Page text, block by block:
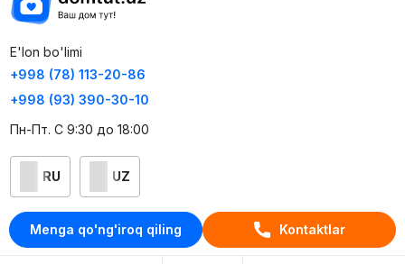
Menga qo'ng'iroq qiling Kontaktlar
E'lon bo'limi
+998 (78) 113-20-86
+998 (93) 390-30-10
Пн-Пт. С 9:30 до 18:00
RU UZ
Kontaktlar